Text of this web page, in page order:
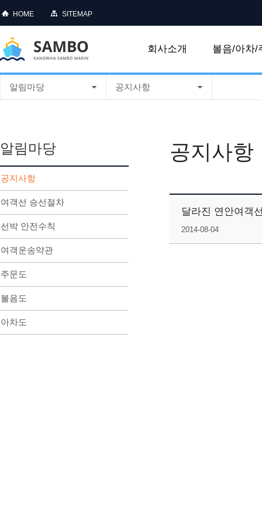
HOME SITEMAP
회사소개 볼음/아차/
알림마당 공지사항
알림마당
공지사항
여객선 승선절차
선박 안전수칙
여객운송약관
주문도
볼음도
아차도
공지사항
달라진 연안여객
2014-08-04